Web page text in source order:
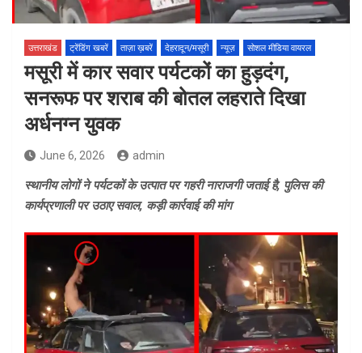
उत्तराखंड ट्रेंडिंग खबरें ताज़ा ख़बरें देहरादून/मसूरी न्यूज़ सोशल मीडिया वायरल
मसूरी में कार सवार पर्यटकों का हुड़दंग,
सनरूफ पर शराब की बोतल लहराते दिखा
अर्धनग्न युवक
June 6, 2026 admin
स्थानीय लोगों ने पर्यटकों के उत्पात पर गहरी नाराजगी जताई है, पुलिस की
कार्यप्रणाली पर उठाए सवाल, कड़ी कार्रवाई की मांग